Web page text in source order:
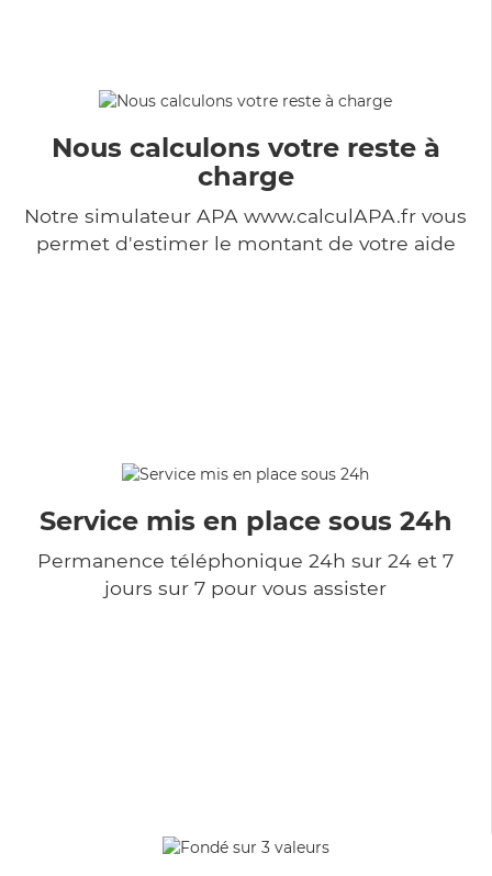
Nous calculons votre reste à
charge
Notre simulateur APA www.calculAPA.fr vous
permet d'estimer le montant de votre aide
Service mis en place sous 24h
Permanence téléphonique 24h sur 24 et 7
jours sur 7 pour vous assister